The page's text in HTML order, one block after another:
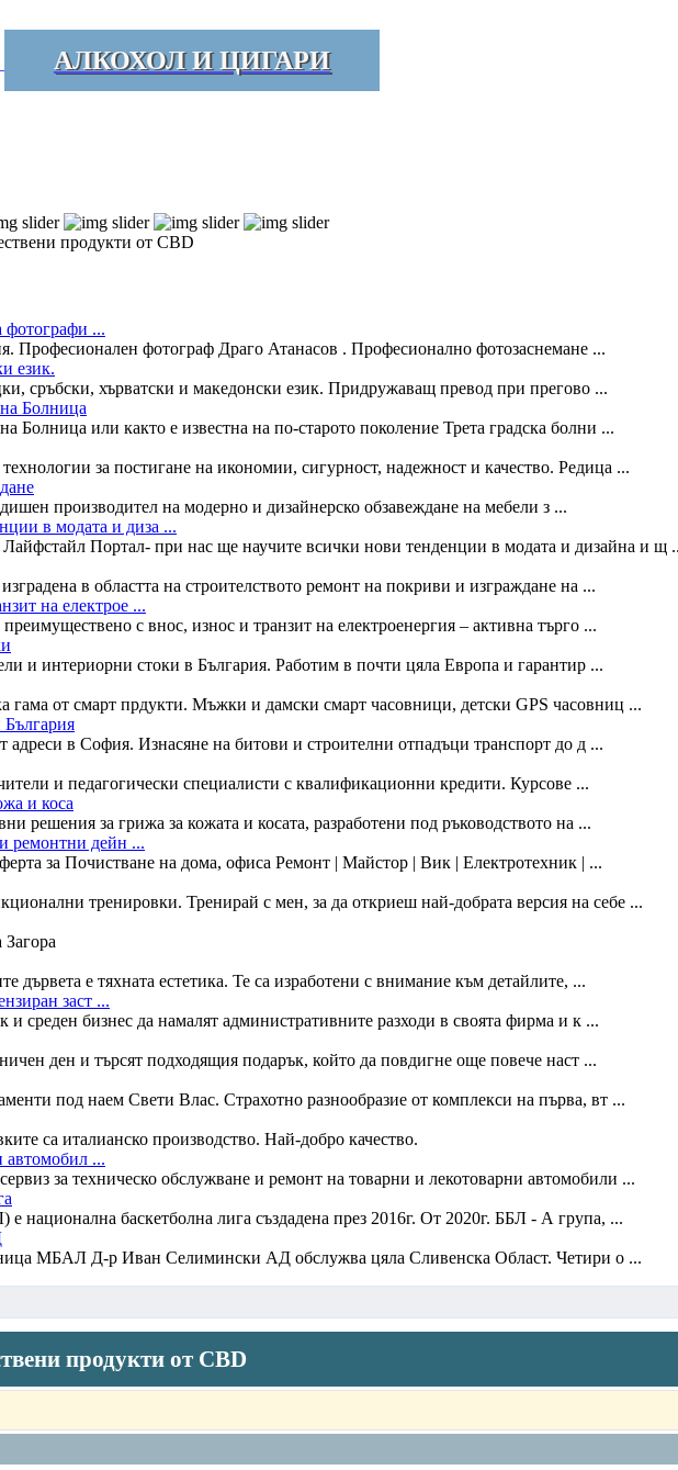
АЛКОХОЛ И ЦИГАРИ
продукти от CBD
фотографи ...
Професионален фотограф Драго Атанасов . Професионално фотозаснемане ...
език.
сръбски, хърватски и македонски език. Придружаващ превод при прегово ...
Болница
или както е известна на по-старото поколение Трета градска болни ...
за постигане на икономии, сигурност, надежност и качество. Редица ...
производител на модерно и дизайнерско обзавеждане на мебели з ...
в модата и диза ...
Лайфстайл Портал- при нас ще научите всички нови тенденции в модата и дизайна и щ
в областта на строителството ремонт на покриви и изграждане на ...
на електрое ...
с внос, износ и транзит на електроенергия – активна търго ...
и интериорни стоки в България. Работим в почти цяла Европа и гарантир ...
от смарт прдукти. Мъжки и дамски смарт часовници, детски GPS часовниц ...
България
адреси в София. Изнасяне на битови и строителни отпадъци транспорт до д ...
и педагогически специалисти с квалификационни кредити. Курсове ...
и коса
решения за грижа за кожата и косата, разработени под ръководството на ...
ремонтни дейн ...
за Почистване на дома, офиса Ремонт | Майстор | Вик | Електротехник | ...
тренировки. Тренирай с мен, за да откриеш най-добрата версия на себе ...
дървета е тяхната естетика. Те са изработени с внимание към детайлите, ...
заст ...
среден бизнес да намалят административните разходи в своята фирма и к ...
ден и търсят подходящия подарък, който да повдигне още повече наст ...
под наем Свети Влас. Страхотно разнообразие от комплекси на първа, вт ...
са италианско производство. Най-добро качество.
автомобил ...
за техническо обслужване и ремонт на товарни и лекотоварни автомобили ...
е национална баскетболна лига създадена през 2016г. От 2020г. ББЛ - А група, ...
МБАЛ Д-р Иван Селимински АД обслужва цяла Сливенска Област. Четири о ...
продукти от CBD